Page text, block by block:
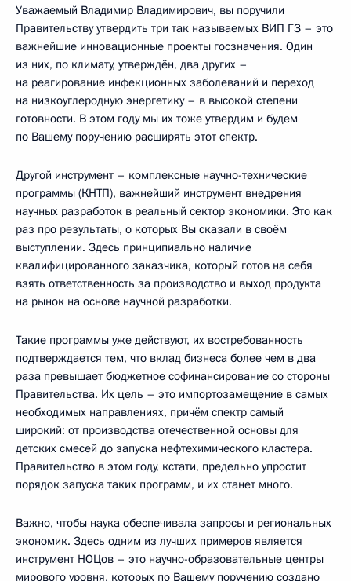
Уважаемый Владимир Владимирович, вы поручили
Правительству утвердить три так называемых ВИП ГЗ – это
важнейшие инновационные проекты госзначения. Один
из них, по климату, утверждён, два других –
на реагирование инфекционных заболеваний и переход
на низкоуглеродную энергетику – в высокой степени
готовности. В этом году мы их тоже утвердим и будем
по Вашему поручению расширять этот спектр.
Другой инструмент – комплексные научно-технические
программы (КНТП), важнейший инструмент внедрения
научных разработок в реальный сектор экономики. Это как
раз про результаты, о которых Вы сказали в своём
выступлении. Здесь принципиально наличие
квалифицированного заказчика, который готов на себя
взять ответственность за производство и выход продукта
на рынок на основе научной разработки.
Такие программы уже действуют, их востребованность
подтверждается тем, что вклад бизнеса более чем в два
раза превышает бюджетное софинансирование со стороны
Правительства. Их цель – это импортозамещение в самых
необходимых направлениях, причём спектр самый
широкий: от производства отечественной основы для
детских смесей до запуска нефтехимического кластера.
Правительство в этом году, кстати, предельно упростит
порядок запуска таких программ, и их станет много.
Важно, чтобы наука обеспечивала запросы и региональных
экономик. Здесь одним из лучших примеров является
инструмент НОЦов – это научно-образовательные центры
мирового уровня, которых по Вашему поручению создано